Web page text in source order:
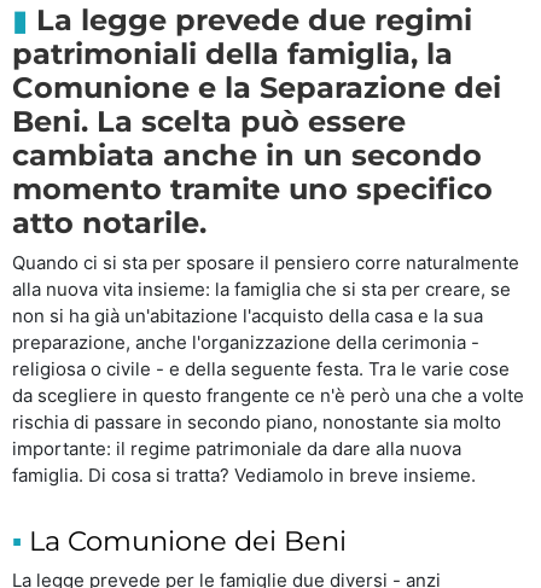
La legge prevede due regimi
patrimoniali della famiglia, la
Comunione e la Separazione dei
Beni. La scelta può essere
cambiata anche in un secondo
momento tramite uno specifico
atto notarile.
Quando ci si sta per sposare il pensiero corre naturalmente
alla nuova vita insieme: la famiglia che si sta per creare, se
non si ha già un'abitazione l'acquisto della casa e la sua
preparazione, anche l'organizzazione della cerimonia -
religiosa o civile - e della seguente festa. Tra le varie cose
da scegliere in questo frangente ce n'è però una che a volte
rischia di passare in secondo piano, nonostante sia molto
importante: il regime patrimoniale da dare alla nuova
famiglia. Di cosa si tratta? Vediamolo in breve insieme.
La Comunione dei Beni
La legge prevede per le famiglie due diversi - anzi